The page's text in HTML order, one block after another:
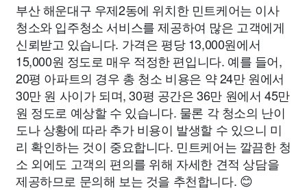
부산 해운대구 우제2동에 위치한 민트케어는 이사
청소와 입주청소 서비스를 제공하여 많은 고객에게
신뢰받고 있습니다. 가격은 평당 13,000원에서
15,000원 정도로 매우 적정한 편입니다. 예를 들어,
20평 아파트의 경우 총 청소 비용은 약 24만 원에서
30만 원 사이가 되며, 30평 공간은 36만 원에서 45만
원 정도로 예상할 수 있습니다. 물론 각 청소의 난이
도나 상황에 따라 추가 비용이 발생할 수 있으니 미
리 확인하는 것이 중요합니다. 민트케어는 깔끔한 청
소 외에도 고객의 편의를 위해 자세한 견적 상담을
제공하므로 문의해 보는 것을 추천합니다. 😊